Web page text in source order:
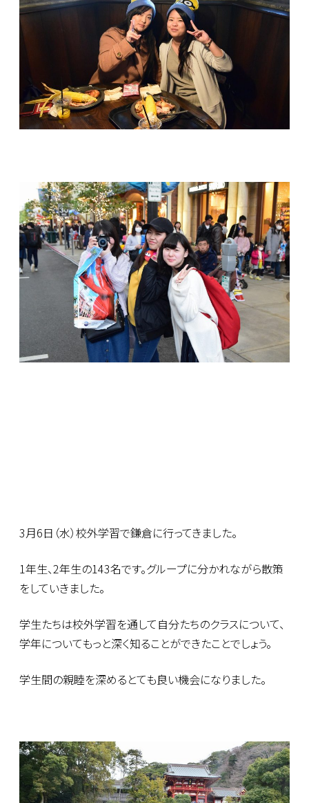
3月6日（水）校外学習で鎌倉に行ってきました。
1年生、2年生の143名です。グループに分かれながら散策
をしていきました。
学生たちは校外学習を通して自分たちのクラスについて、
学年についてもっと深く知ることができたことでしょう。
学生間の親睦を深めるとても良い機会になりました。